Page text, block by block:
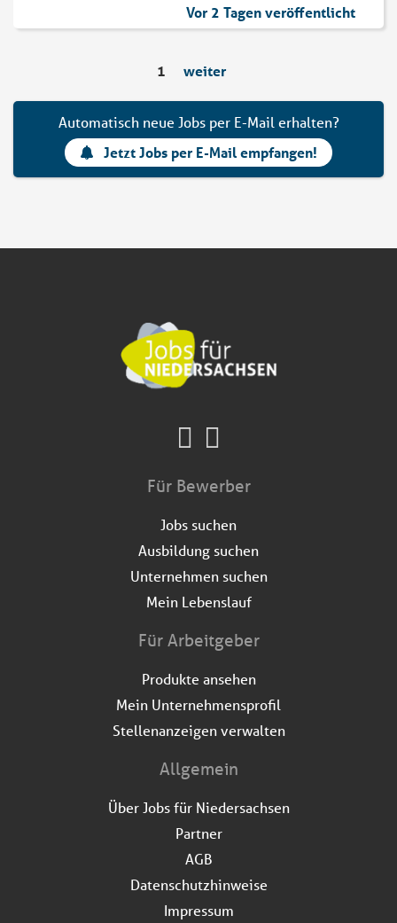
Vor 2 Tagen veröffentlicht
1 weiter
Automatisch neue Jobs per E-Mail erhalten?
Jetzt Jobs per E-Mail empfangen!
Für Bewerber
Jobs suchen
Ausbildung suchen
Unternehmen suchen
Mein Lebenslauf
Für Arbeitgeber
Produkte ansehen
Mein Unternehmensprofil
Stellenanzeigen verwalten
Allgemein
Über Jobs für Niedersachsen
Partner
AGB
Datenschutzhinweise
Impressum